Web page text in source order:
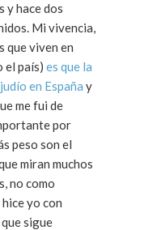
y hace dos
Mi vivencia,
que viven en
el país) es que la
en España y
me fui de
por
peso son el
miran muchos
no como
yo con
sigue